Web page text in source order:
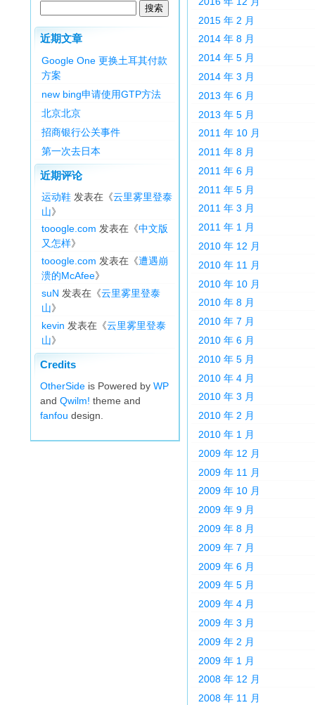
近期文章
Google One 更换土耳其付款
方案
new bing申请使用GTP方法
北京北京
招商银行公关事件
第一次去日本
近期评论
运动鞋 发表在《云里雾里登泰
山》
tooogle.com 发表在《中文版
又怎样》
tooogle.com 发表在《遭遇崩
溃的McAfee》
suN 发表在《云里雾里登泰
山》
kevin 发表在《云里雾里登泰
山》
Credits
OtherSide is Powered by WP
and Qwilm! theme and
fanfou design.
2015 年 2 月
2014 年 8 月
2014 年 5 月
2014 年 3 月
2013 年 6 月
2013 年 5 月
2011 年 10 月
2011 年 8 月
2011 年 6 月
2011 年 5 月
2011 年 3 月
2011 年 1 月
2010 年 12 月
2010 年 11 月
2010 年 10 月
2010 年 8 月
2010 年 7 月
2010 年 6 月
2010 年 5 月
2010 年 4 月
2010 年 3 月
2010 年 2 月
2010 年 1 月
2009 年 12 月
2009 年 11 月
2009 年 10 月
2009 年 9 月
2009 年 8 月
2009 年 7 月
2009 年 6 月
2009 年 5 月
2009 年 4 月
2009 年 3 月
2009 年 2 月
2009 年 1 月
2008 年 12 月
2008 年 11 月